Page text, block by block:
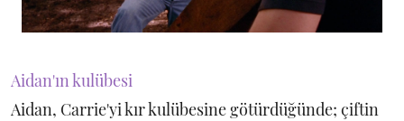
Aidan'ın kulübesi
Aidan, Carrie'yi kır kulübesine götürdüğünde; çiftin